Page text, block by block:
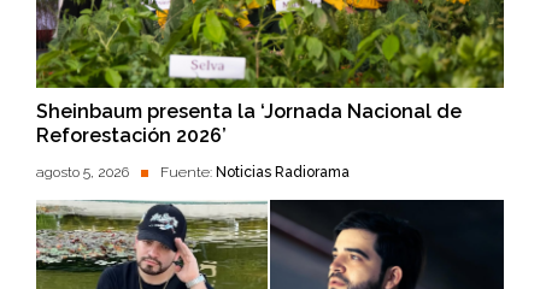
Sheinbaum presenta la ‘Jornada Nacional de
Reforestación 2026’
agosto 5, 2026 Fuente: Noticias Radiorama